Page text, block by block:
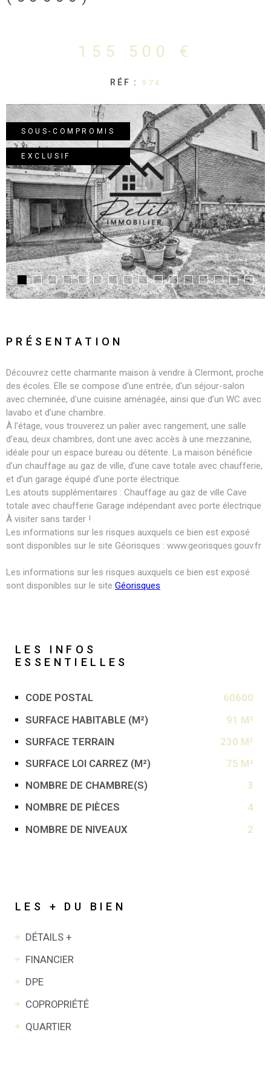
155 500 €
RÉF : 974
SOUS-COMPROMIS
EXCLUSIF
PRÉSENTATION
Découvrez cette charmante maison à vendre à Clermont, proche
des écoles. Elle se compose d'une entrée, d'un séjour-salon
avec cheminée, d'une cuisine aménagée, ainsi que d’un WC avec
lavabo et d’une chambre.
À l’étage, vous trouverez un palier avec rangement, une salle
d’eau, deux chambres, dont une avec accès à une mezzanine,
idéale pour un espace bureau ou détente. La maison bénéficie
d’un chauffage au gaz de ville, d’une cave totale avec chaufferie,
et d’un garage équipé d’une porte électrique.
Les atouts supplémentaires : Chauffage au gaz de ville Cave
totale avec chaufferie Garage indépendant avec porte électrique
À visiter sans tarder !
Les informations sur les risques auxquels ce bien est exposé
sont disponibles sur le site Géorisques : www.georisques.gouv.fr
Les informations sur les risques auxquels ce bien est exposé
sont disponibles sur le site Géorisques
LES INFOS
ESSENTIELLES
Caractérisque Valeurs
CODE POSTAL
60600
SURFACE HABITABLE (M²)
91 M²
SURFACE TERRAIN
230 M²
SURFACE LOI CARREZ (M²)
75 M²
NOMBRE DE CHAMBRE(S)
3
NOMBRE DE PIÈCES
4
NOMBRE DE NIVEAUX
2
LES + DU BIEN
DÉTAILS +
FINANCIER
DPE
COPROPRIÉTÉ
QUARTIER